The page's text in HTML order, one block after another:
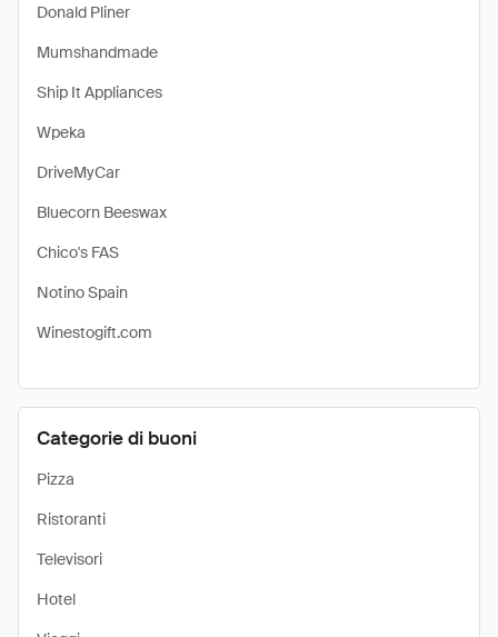
Donald Pliner
Mumshandmade
Ship It Appliances
Wpeka
DriveMyCar
Bluecorn Beeswax
Chico's FAS
Notino Spain
Winestogift.com
Categorie di buoni
Pizza
Ristoranti
Televisori
Hotel